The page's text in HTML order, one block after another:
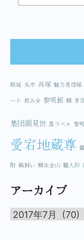
順延 鳥市 高塚 魅力発信隊
ード 飲み会 黎明館 鯛 青
集団顔見世 黒ラベル 黎明
愛宕地蔵尊
酎 鵜飼い 鯛生金山 雛人形
アーカイブ